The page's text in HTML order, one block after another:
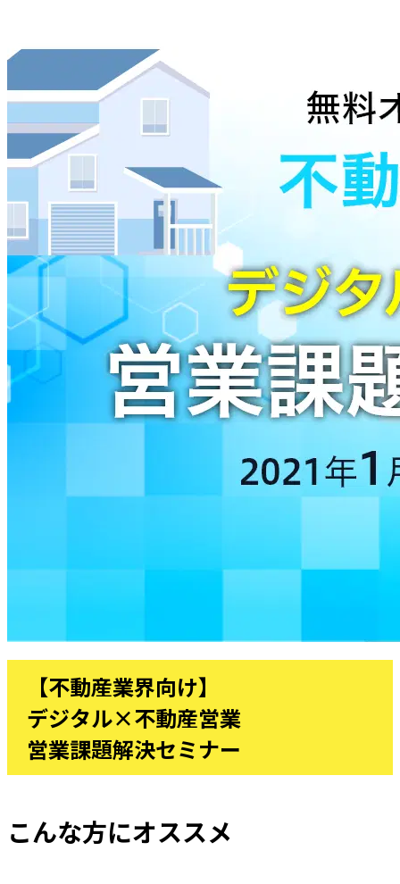
【不動産業界向け】
デジタル×不動産営業
営業課題解決セミナー
こんな方にオススメ